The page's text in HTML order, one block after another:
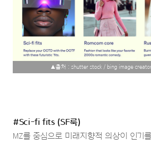
▲출처 : shutter stock / bing image
#Sci-fi fits (SF룩)
MZ를 중심으로 미래지향적 의상이 인기